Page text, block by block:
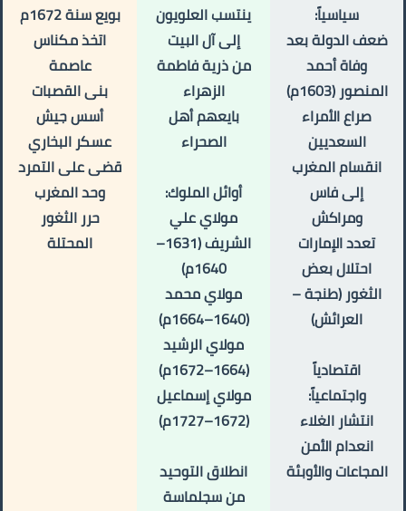
سياسياً:
ضعف الدولة بعد
وفاة أحمد
المنصور (1603م)
صراع الأمراء
السعديين
انقسام المغرب
إلى فاس
ومراكش
تعدد الإمارات
احتلال بعض
الثغور (طنجة –
العرائش)
اقتصادياً
واجتماعياً:
انتشار الغلاء
انعدام الأمن
المجاعات والأوبئة
ينتسب العلويون
إلى آل البيت
من ذرية فاطمة
الزهراء
بايعهم أهل
الصحراء
أوائل الملوك:
مولاي علي
الشريف (1631–
1640م)
مولاي محمد
مولاي الرشيد
مولاي إسماعيل
انطلاق التوحيد
من سجلماسة
بويع سنة 1672م
اتخذ مكناس
عاصمة
بنى القصبات
أسس جيش
عسكر البخاري
قضى على التمرد
وحد المغرب
حرر الثغور
المحتلة